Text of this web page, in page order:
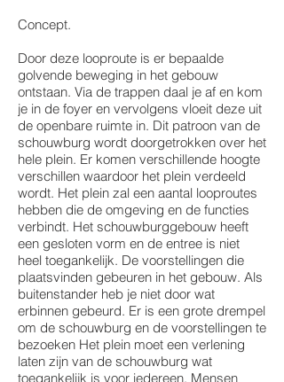
Concept.
Door deze looproute is er bepaalde
golvende beweging in het gebouw
ontstaan. Via de trappen daal je af en kom
je in de foyer en vervolgens vloeit deze uit
de openbare ruimte in. Dit patroon van de
schouwburg wordt doorgetrokken over het
hele plein. Er komen verschillende hoogte
verschillen waardoor het plein verdeeld
wordt. Het plein zal een aantal looproutes
hebben die de omgeving en de functies
verbindt. Het schouwburggebouw heeft
een gesloten vorm en de entree is niet
heel toegankelijk. De voorstellingen die
plaatsvinden gebeuren in het gebouw. Als
buitenstander heb je niet door wat
erbinnen gebeurd. Er is een grote drempel
om de schouwburg en de voorstellingen te
bezoeken Het plein moet een verlening
laten zijn van de schouwburg wat
toegankelijk is voor iedereen. Mensen